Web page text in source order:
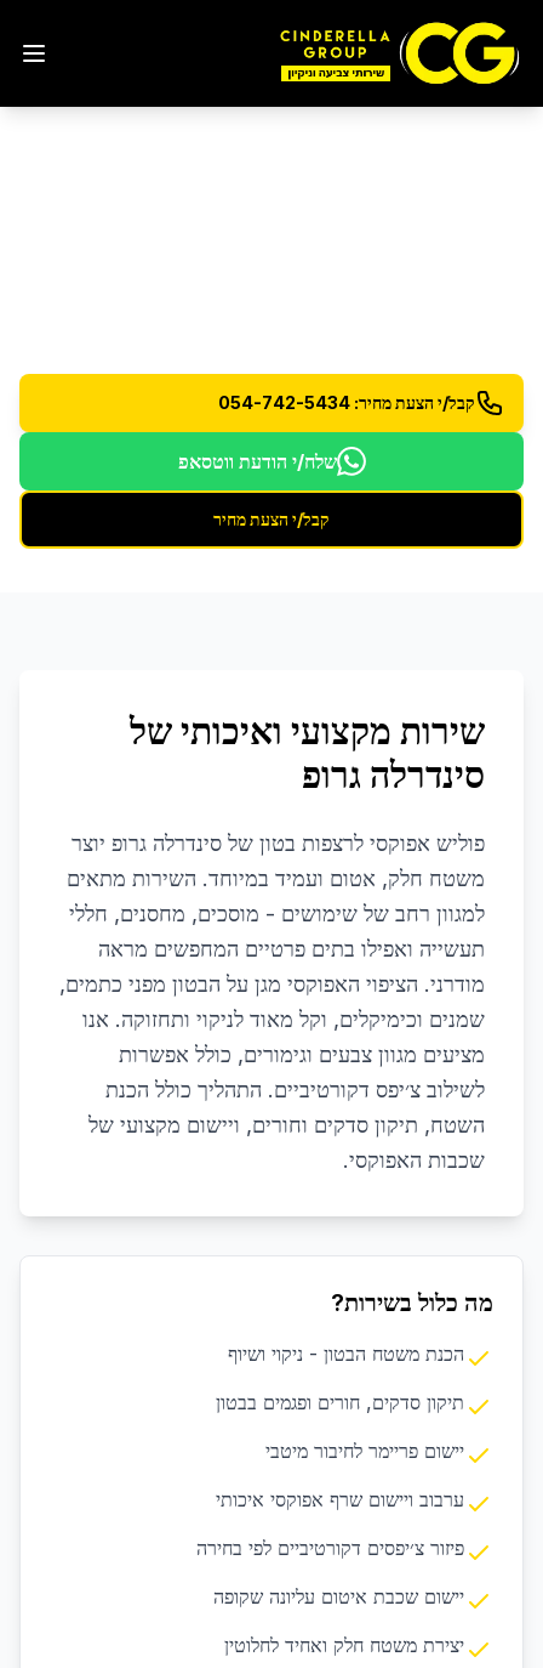
קבל/י הצעת מחיר: 054-742-5434
שלח/י הודעת ווטסאפ
קבל/י הצעת מחיר
שירות מקצועי ואיכותי של
סינדרלה גרופ
פוליש אפוקסי לרצפות בטון של סינדרלה גרופ יוצר
משטח חלק, אטום ועמיד במיוחד. השירות מתאים
למגוון רחב של שימושים - מוסכים, מחסנים, חללי
תעשייה ואפילו בתים פרטיים המחפשים מראה
מודרני. הציפוי האפוקסי מגן על הבטון מפני כתמים,
שמנים וכימיקלים, וקל מאוד לניקוי ותחזוקה. אנו
מציעים מגוון צבעים וגימורים, כולל אפשרות
לשילוב צ׳יפס דקורטיביים. התהליך כולל הכנת
השטח, תיקון סדקים וחורים, ויישום מקצועי של
שכבות האפוקסי.
מה כלול בשירות?
הכנת משטח הבטון - ניקוי ושיוף
תיקון סדקים, חורים ופגמים בבטון
יישום פריימר לחיבור מיטבי
ערבוב ויישום שרף אפוקסי איכותי
פיזור צ׳יפסים דקורטיביים לפי בחירה
יישום שכבת איטום עליונה שקופה
יצירת משטח חלק ואחיד לחלוטין